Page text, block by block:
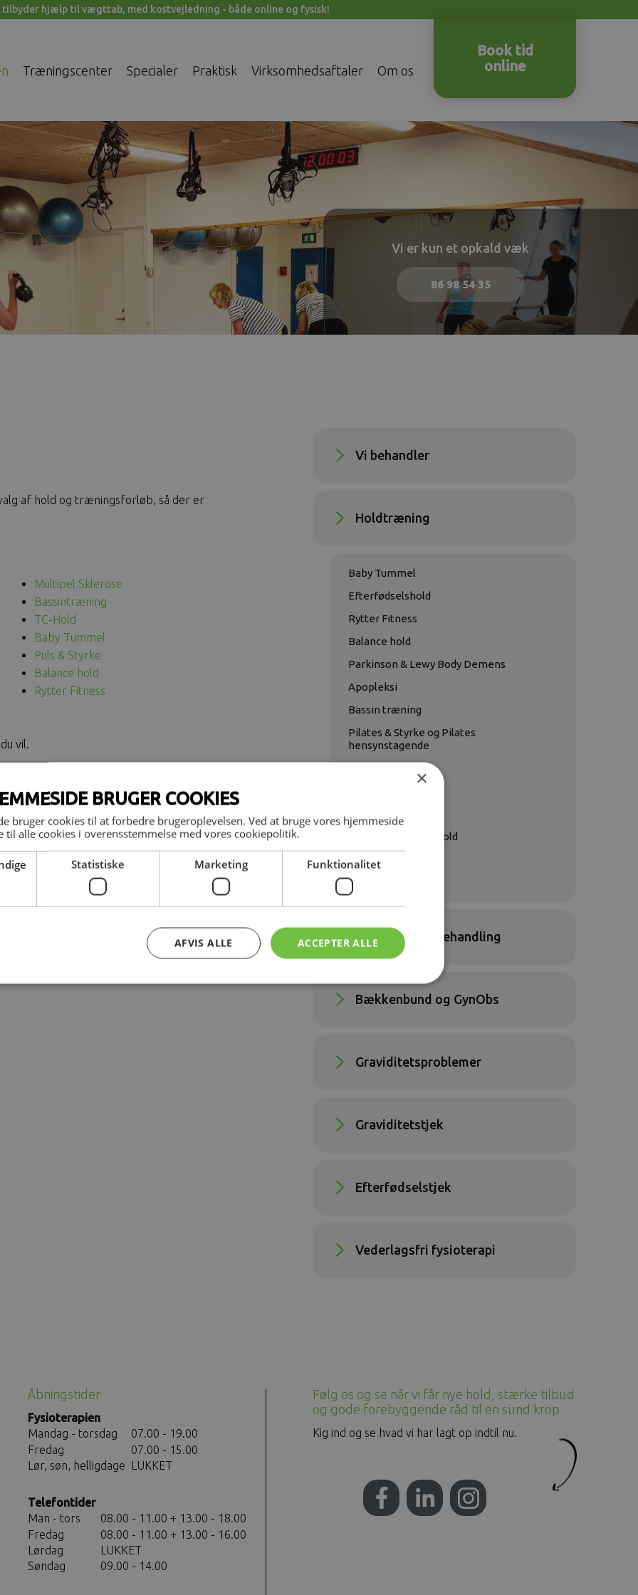
tilbyder hjælp til vægttab, med kostvejledning - både online og fysisk!
Træningscenter Specialer Praktisk Virksomhedsaftaler Om os
Book tid
online
Vi er kun et opkald væk
86 98 54 35
af hold og træningsforløb, så der er
Multipel Sklerose
Bassintræning
TC-Hold
Baby Tummel
Puls & Styrke
Balance hold
Rytter Fitness
vil.
her
Vi behandler
Holdtræning
Baby Tummel
Efterfødselshold
Rytter Fitness
Balance hold
Parkinson & Lewy Body Demens
Apopleksi
Bassin træning
Pilates & Styrke og Pilates
hensynstagende
Nakke- og Skulderhold
Multipel Sklerose
TC-Hold
Træning som behandling
Bækkenbund og GynObs
Graviditetsproblemer
Graviditetstjek
Efterfødselstjek
Vederlagsfri fysioterapi
Åbningstider
Fysioterapien
Mandag - torsdag
07.00 - 19.00
Fredag
07.00 - 15.00
Lør, søn, helligdage
LUKKET
Telefontider
Man - tors
08.00 - 11.00 + 13.00 - 18.00
Fredag
08.00 - 11.00 + 13.00 - 16.00
Lørdag
LUKKET
Søndag
09.00 - 14.00
Følg os og se når vi får nye hold, stærke tilbud
og gode forebyggende råd til en sund krop
Kig ind og se hvad vi har lagt op indtil nu.
×
BRUGER COOKIES
bruger cookies til at forbedre brugeroplevelsen. Ved at bruge vores hjemmeside
til alle cookies i overensstemmelse med vores cookiepolitik.
Statistiske Marketing Funktionalitet
ACCEPTER ALLE
AFVIS ALLE